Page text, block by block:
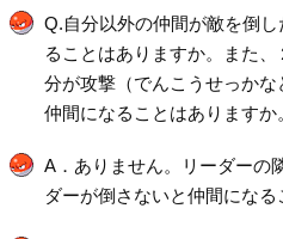
Q.自分以外の仲間が敵を倒
ることはありますか。また
分が攻撃（でんこうせっか
仲間になることはありますか
A．ありません。リーダーの
ダーが倒さないと仲間になる